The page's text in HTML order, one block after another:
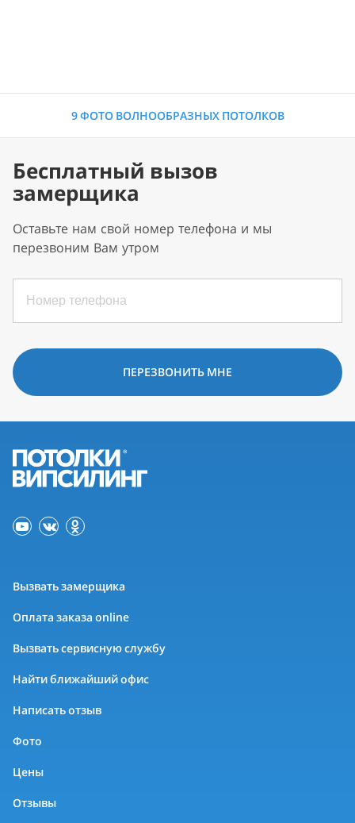
9 ФОТО ВОЛНООБРАЗНЫХ ПОТОЛКОВ
Бесплатный вызов
замерщика
Оставьте нам свой номер телефона и мы
перезвоним Вам утром
ПЕРЕЗВОНИТЬ МНЕ
Вызвать замерщика
Оплата заказа online
Вызвать сервисную службу
Найти ближайший офис
Написать отзыв
Фото
Цены
Отзывы